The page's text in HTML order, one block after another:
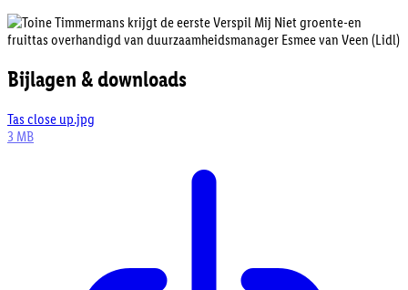
Bijlagen & downloads
Tas close up.jpg
3 MB